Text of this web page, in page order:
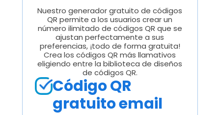
Nuestro generador gratuito de códigos
QR permite a los usuarios crear un
número ilimitado de códigos QR que se
ajustan perfectamente a sus
preferencias, ¡todo de forma gratuita!
Crea los códigos QR más llamativos
eligiendo entre la biblioteca de diseños
de códigos QR.
Código QR
gratuito email